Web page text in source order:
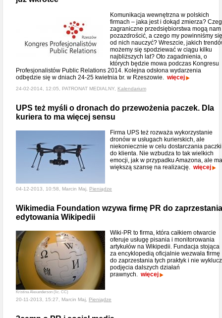
Komunikacja wewnętrzna w polskich
firmach – jaka jest i dokąd zmierza?
zagraniczne przedsiębiorstwa mogą nam
pozazdrościć, a czego my powinniśmy się
od nich nauczyć? Wreszcie, jakich
możemy się spodziewać w ciągu kilku
najbliższych lat? Oto zagadnienia, o
których będzie mowa podczas Kongresu
Profesjonalistów Public Relations 2014. Kolejna odsłona wydarzenia
odbędzie się w dniach 24-25 kwietnia br. w Rzeszowie. więcej
24-02-2014, 12:05, PATRONAT MEDIALNY, Kalendarium
UPS też myśli o dronach do przewożenia paczek. Dla
kuriera to ma więcej sensu
Firma UPS też rozważa wykorzystanie
dronów w usługach kurierskich, ale
niekoniecznie w celu dostarczania paczki
do klienta. Nie wzbudza to tak wielkich
emocji, jak w przypadku Amazona, ale ma
większą szansę na realizację. więcej
04-12-2013, 10:58, Marcin Maj, Pieniądze
Wikimedia Foundation wzywa firmę PR do zaprzestania
edytowania Wikipedii
Kristina Alexanderson (lic. CC)
Wiki-PR to firma, która całkiem otwarcie
oferuje usługę pisania i monitorowania
artykułów na Wikipedii. Fundacja stojąca
za encyklopedią oficjalnie wezwała firmę
do zaprzestania tych praktyk i nie
podjęcia dalszych działań
prawnych. więcej
20-11-2013, 15:27, Marcin Maj, Pieniądze